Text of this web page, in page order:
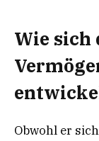
Wie sich
Obwohl er